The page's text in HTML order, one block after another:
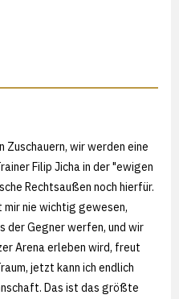
wir werden eine
Filip Jicha in der "ewigen
Rechtsaußen noch hierfür.
mir nie wichtig gewesen,
der Gegner werfen, und wir
Arena erleben wird, freut
jetzt kann ich endlich
Das ist das größte